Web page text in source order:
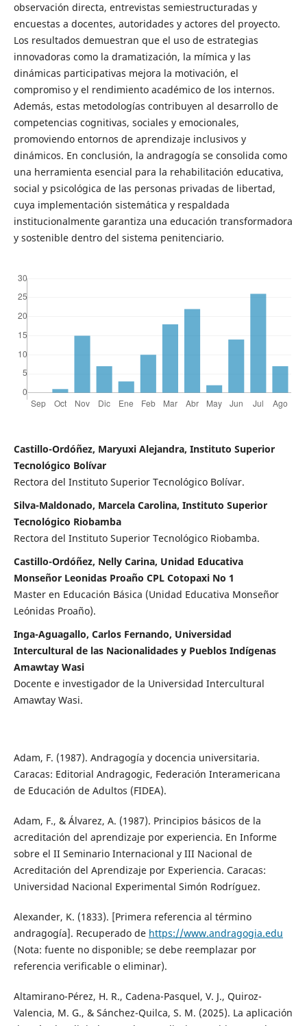
observación directa, entrevistas semiestructuradas y
encuestas a docentes, autoridades y actores del proyecto.
Los resultados demuestran que el uso de estrategias
innovadoras como la dramatización, la mímica y las
dinámicas participativas mejora la motivación, el
compromiso y el rendimiento académico de los internos.
Además, estas metodologías contribuyen al desarrollo de
competencias cognitivas, sociales y emocionales,
promoviendo entornos de aprendizaje inclusivos y
dinámicos. En conclusión, la andragogía se consolida como
una herramienta esencial para la rehabilitación educativa,
social y psicológica de las personas privadas de libertad,
cuya implementación sistemática y respaldada
institucionalmente garantiza una educación transformadora
y sostenible dentro del sistema penitenciario.
Castillo-Ordóñez, Maryuxi Alejandra, Instituto Superior
Tecnológico Bolívar
Rectora del Instituto Superior Tecnológico Bolívar.
Silva-Maldonado, Marcela Carolina, Instituto Superior
Tecnológico Riobamba
Rectora del Instituto Superior Tecnológico Riobamba.
Castillo-Ordóñez, Nelly Carina, Unidad Educativa
Monseñor Leonidas Proaño CPL Cotopaxi No 1
Master en Educación Básica (Unidad Educativa Monseñor
Leónidas Proaño).
Inga-Aguagallo, Carlos Fernando, Universidad
Intercultural de las Nacionalidades y Pueblos Indígenas
Amawtay Wasi
Docente e investigador de la Universidad Intercultural
Amawtay Wasi.
Adam, F. (1987). Andragogía y docencia universitaria.
Caracas: Editorial Andragogic, Federación Interamericana
de Educación de Adultos (FIDEA).
Adam, F., & Álvarez, A. (1987). Principios básicos de la
acreditación del aprendizaje por experiencia. En Informe
sobre el II Seminario Internacional y III Nacional de
Acreditación del Aprendizaje por Experiencia. Caracas:
Universidad Nacional Experimental Simón Rodríguez.
Alexander, K. (1833). [Primera referencia al término
andragogía]. Recuperado de https://www.andragogia.edu
(Nota: fuente no disponible; se debe reemplazar por
referencia verificable o eliminar).
Altamirano-Pérez, H. R., Cadena-Pasquel, V. J., Quiroz-
Valencia, M. G., & Sánchez-Quilca, S. M. (2025). La aplicación